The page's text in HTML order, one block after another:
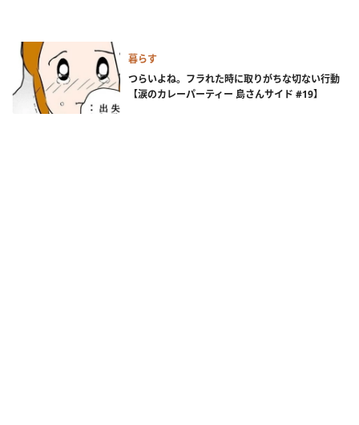
暮らす
つらいよね。フラれた時に取りがちな切ない行動
【涙のカレーパーティー 島さんサイド #19】